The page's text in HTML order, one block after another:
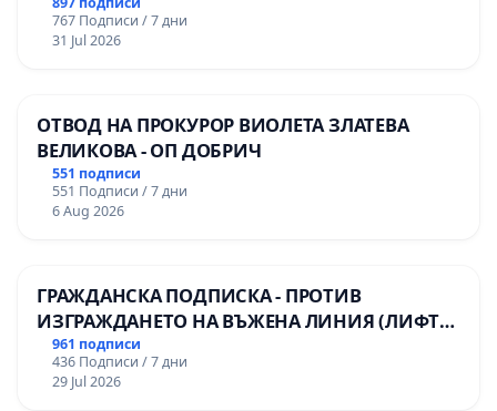
767 Подписи / 7 дни
31 Jul 2026
ОТВОД НА ПРОКУРОР ВИОЛЕТА ЗЛАТЕВА
ВЕЛИКОВА - ОП ДОБРИЧ
551 подписи
551 Подписи / 7 дни
6 Aug 2026
ГРАЖДАНСКА ПОДПИСКА - ПРОТИВ
ИЗГРАЖДАНЕТО НА ВЪЖЕНА ЛИНИЯ (ЛИФТ)
НА ТЕРИТОРИЯТА НА ПРИРОДНА
ЗАБЕЛЕЖИТЕЛНОСТ „ХЪЛМ НА
ОСВОБОДИТЕЛИТЕ“ (БУНАРДЖИК)
961 подписи
436 Подписи / 7 дни
29 Jul 2026